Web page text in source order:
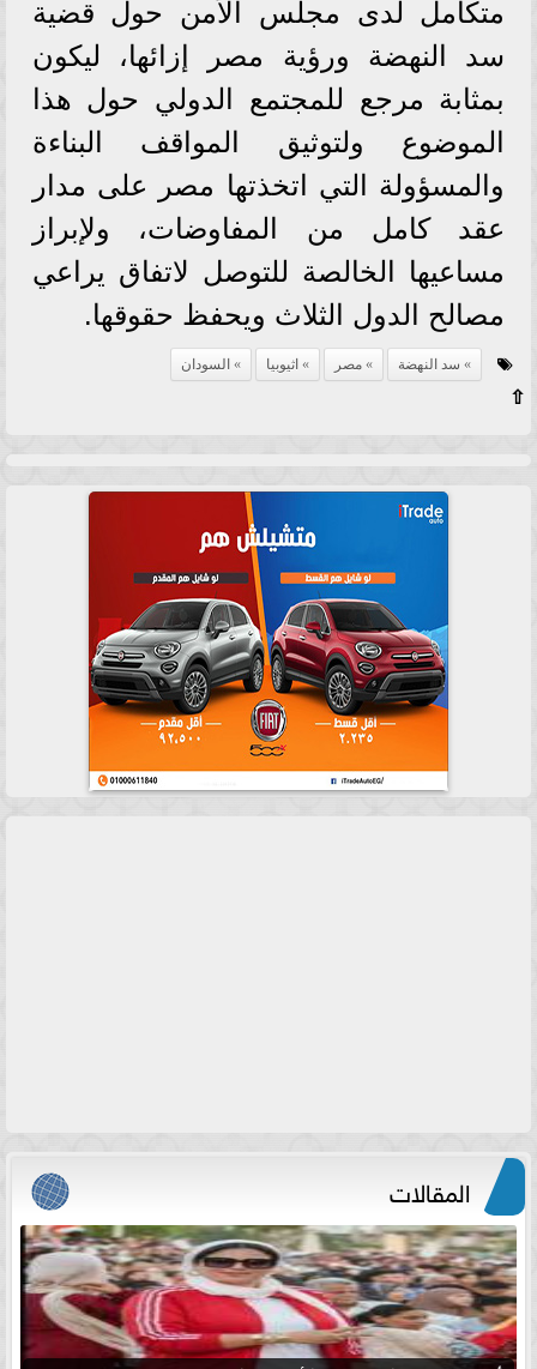
متكامل لدى مجلس الأمن حول قضية
سد النهضة ورؤية مصر إزائها، ليكون
بمثابة مرجع للمجتمع الدولي حول هذا
الموضوع ولتوثيق المواقف البناءة
والمسؤولة التي اتخذتها مصر على مدار
عقد كامل من المفاوضات، ولإبراز
مساعيها الخالصة للتوصل لاتفاق يراعي
مصالح الدول الثلاث ويحفظ حقوقها.
سد النهضة مصر اثيوبيا السودان
⇧
المقالات